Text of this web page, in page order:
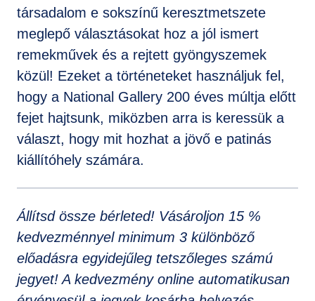
társadalom e sokszínű keresztmetszete
meglepő választásokat hoz a jól ismert
remekművek és a rejtett gyöngyszemek
közül! Ezeket a történeteket használjuk fel,
hogy a National Gallery 200 éves múltja előtt
fejet hajtsunk, miközben arra is keressük a
választ, hogy mit hozhat a jövő e patinás
kiállítóhely számára.
Állítsd össze bérleted! Vásároljon 15 %
kedvezménnyel minimum 3 különböző
előadásra egyidejűleg tetszőleges számú
jegyet! A kedvezmény online automatikusan